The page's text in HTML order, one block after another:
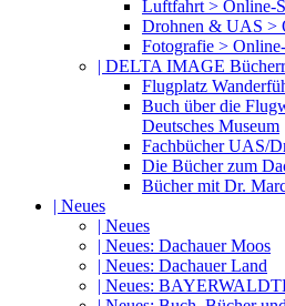
Luftfahrt > Online-
Drohnen & UAS >
Fotografie >
| DELTA IMAGE
Flugplatz
Buch über die
Deutsches Museum
Fachbücher UAS/
Die Bücher zum
Bücher mit Dr.
| Neues
| Neues
| Neues: Dachauer Moos
| Neues: Dachauer Land
| Neues: